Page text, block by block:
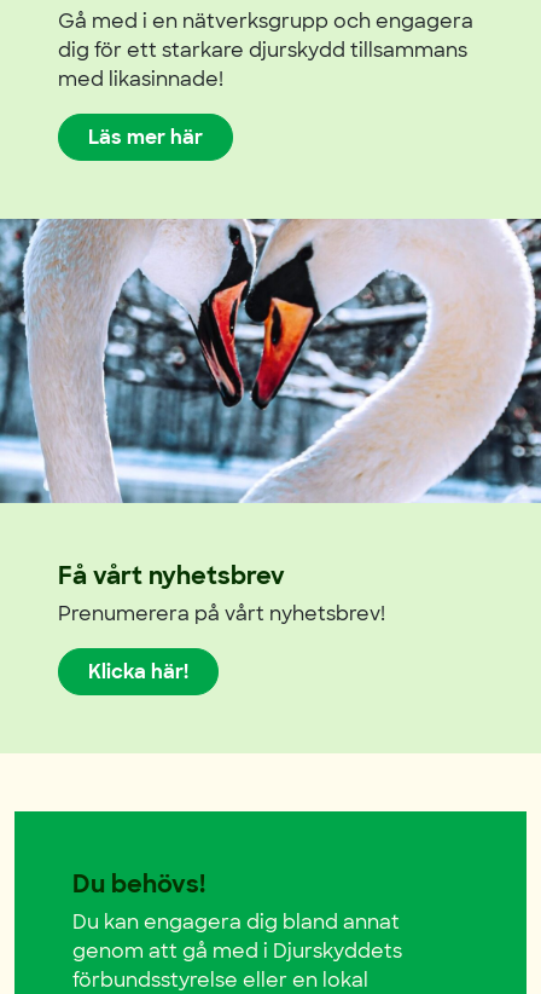
Gå med i en nätverksgrupp och engagera
dig för ett starkare djurskydd tillsammans
med likasinnade!
Läs mer här
Få vårt nyhetsbrev
Prenumerera på vårt nyhetsbrev!
Klicka här!
Du behövs!
Du kan engagera dig bland annat
genom att gå med i Djurskyddets
förbundsstyrelse eller en lokal